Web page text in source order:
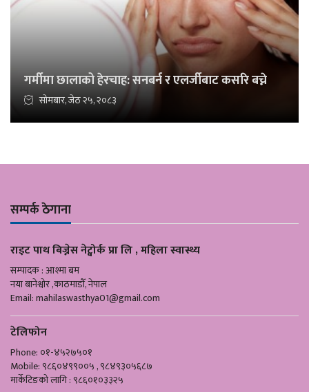
गर्मीमा छालाको हेरचाह: सनबर्न र एलर्जीबाट कसरि बच्ने
सोमबार, जेठ २५, २०८३
सम्पर्क ठेगाना
राइट पाथ बिज्नेस नेट्वोर्क प्रा लि , महिला स्वास्थ्य
सम्पादक : आश्मा बम
नया बानेश्वोर ,काठमाडौँ, नेपाल
Email:mahilaswasthya01@gmail.com
टेलिफोन
Phone: ०१-४५२७५०१
Mobile: ९८६०४९९००५ , ९८४९३०५६८७
मार्केटिङको लागि : ९८६०१०३३२५